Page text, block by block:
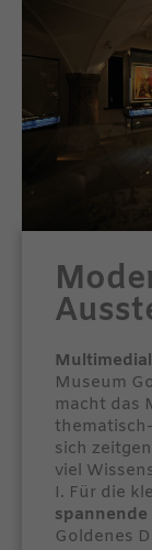
Museum
macht das
sich
viel
I. Für die
Goldenes